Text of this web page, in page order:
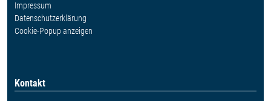
Impressum
Datenschutzerklärung
Cookie-Popup anzeigen
Kontakt